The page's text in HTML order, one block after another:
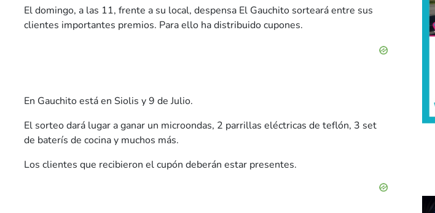
El domingo, a las 11, frente a su local, despensa El Gauchito sorteará entre sus
clientes importantes premios. Para ello ha distribuido cupones.
En Gauchito está en Siolis y 9 de Julio.
El sorteo dará lugar a ganar un microondas, 2 parrillas eléctricas de teflón, 3 set
de baterís de cocina y muchos más.
Los clientes que recibieron el cupón deberán estar presentes.